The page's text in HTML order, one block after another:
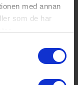
med annan
som de har
Minikylar